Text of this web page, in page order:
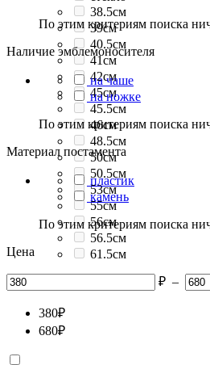
38.5см
39см
40.5см
41см
42см
45см
45.5см
46см
48.5см
50см
50.5см
53см
55см
56см
56.5см
61.5см
По этим критериям поиска
Наличие эмблемоносителя
на чаше
на ножке
По этим критериям поиска
Материал постамента
пластик
камень
По этим критериям поиска
Цена
₽ –
380₽
680₽